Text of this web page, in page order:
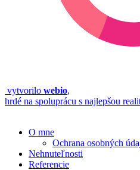
vytvorilo webio,
hrdé na spoluprácu s najlepšou
O mne
Ochrana osobných
Nehnuteľnosti
Referencie